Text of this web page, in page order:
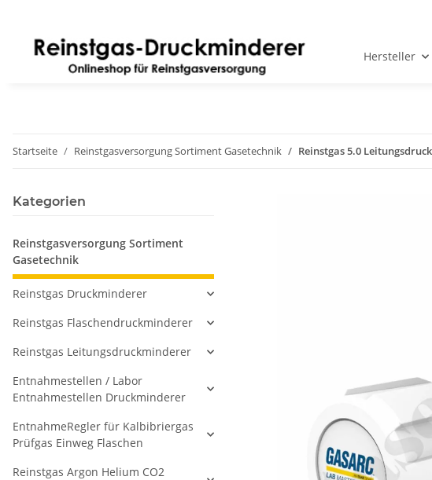
Hersteller
Startseite Reinstgasversorgung Sortiment Gasetechnik Reinstgas 5.0
Kategorien
Reinstgasversorgung Sortiment
Gasetechnik
Reinstgas Druckminderer
Reinstgas Flaschendruckminderer
Reinstgas Leitungsdruckminderer
Entnahmestellen / Labor
Entnahmestellen Druckminderer
EntnahmeRegler für Kalbibriergas
Prüfgas Einweg Flaschen
Reinstgas Argon Helium CO2